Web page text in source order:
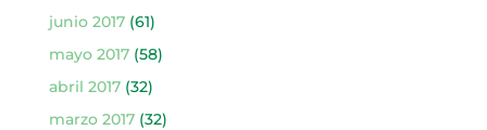
junio 2017(61)
mayo 2017(58)
abril 2017(32)
marzo 2017(32)